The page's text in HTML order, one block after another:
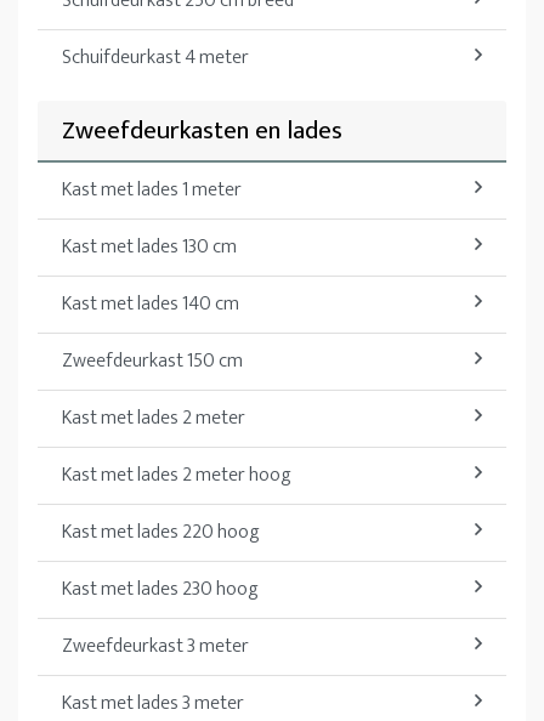
Schuifdeurkast 4 meter
Zweefdeurkasten en lades
Kast met lades 1 meter
Kast met lades 130 cm
Kast met lades 140 cm
Zweefdeurkast 150 cm
Kast met lades 2 meter
Kast met lades 2 meter hoog
Kast met lades 220 hoog
Kast met lades 230 hoog
Zweefdeurkast 3 meter
Kast met lades 3 meter